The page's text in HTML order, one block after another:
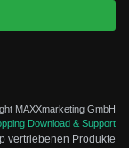
MAXXmarketing GmbH
Download & Support
vertriebenen Produkte